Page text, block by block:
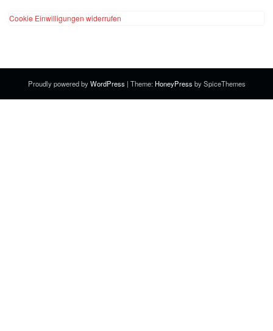
Cookie Einwilligungen widerrufen
Proudly powered byWordPress | Theme: HoneyPress by SpiceThemes